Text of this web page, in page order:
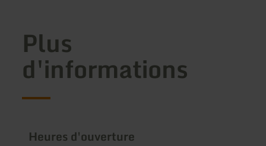
Plus
d'informations
Heures d'ouverture